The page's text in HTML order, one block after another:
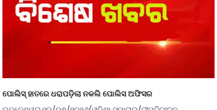
ପୋଲିସ୍ ହାତରେ ଧରାପଡ଼ିଲା ନକଲି ପୋଲିସ ଅଫିସର